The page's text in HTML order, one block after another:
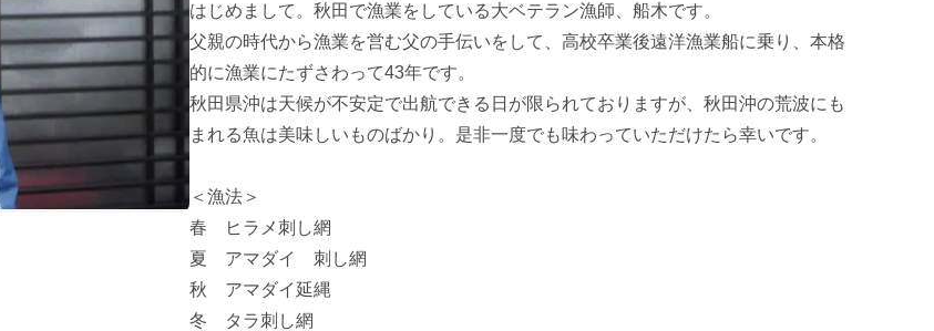
はじめまして。秋田で漁業をしている大ベテラン漁師、船木です。
父親の時代から漁業を営む父の手伝いをして、高校卒業後遠洋漁業船に乗り、本格
的に漁業にたずさわって43年です。
秋田県沖は天候が不安定で出航できる日が限られておりますが、秋田沖の荒波にも
まれる魚は美味しいものばかり。是非一度でも味わっていただけたら幸いです。
＜漁法＞
春　ヒラメ刺し網
夏　アマダイ　刺し網
秋　アマダイ延縄
冬　タラ刺し網